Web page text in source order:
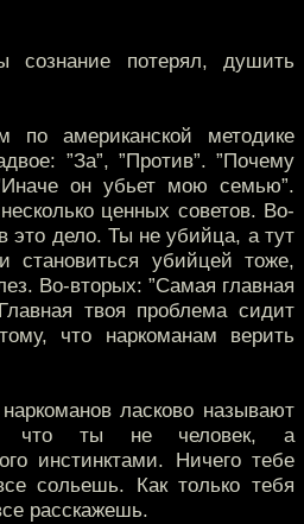
потерял, душить
по американской методике
”За”, ”Против”. ”Почему
он убьет мою семью”.
ценных советов. Во-
это дело. Ты не убийца, а тут
убийцей тоже,
Во-вторых: ”Самая главная
твоя проблема сидит
что наркоманам верить
ласково называют
что ты не человек, а
инстинктами. Ничего тебе
сольешь. Как только тебя
расскажешь.